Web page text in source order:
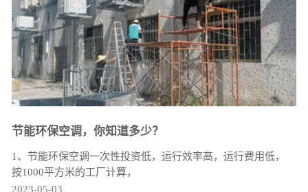
节能环保空调，你知道多少？
1、节能环保空调一次性投资低，运行效率高，运行费用低，
按1000平方米的工厂计算，
2023-05-03